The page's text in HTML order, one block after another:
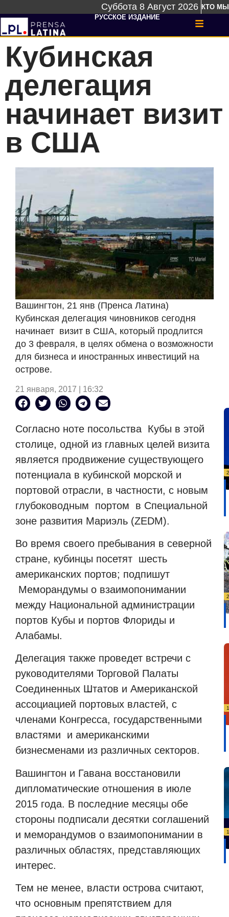
Суббота 8 Август 2026 КТО МЫ
РУССКОЕ ИЗДАНИЕ
Кубинская
делегация
начинает визит
в США
Вашингтон, 21 янв (Пренса Латина)
Кубинская делегация чиновников сегодня
начинает визит в США, который продлится
до 3 февраля, в целях обмена о возможности
для бизнеса и иностранных инвестиций на
острове.
21 января, 2017 | 16:32
Согласно ноте посольства Кубы в этой
столице, одной из главных целей визита
является продвижение существующего
потенциала в кубинской морской и
портовой отрасли, в частности, с новым
глубоководным
портом
в Специальной
зоне развития Мариэль (ZEDM).
Во время своего пребывания в северной
стране, кубинцы посетят шесть
американских портов; подпишут
Меморандумы о взаимопонимании
между Национальной администрации
портов Кубы и портов Флориды и
Алабамы.
Делегация также проведет встречи с
руководителями Торговой Палаты
Соединенных Штатов и Американской
ассоциацией портовых властей, с
членами Конгресса, государственными
властями
и американскими
бизнесменами из различных секторов.
Вашингтон и Гавана восстановили
дипломатические отношения в июле
2015 года. В последние месяцы обе
стороны подписали десятки соглашений
и меморандумов о взаимопонимании в
различных областях, представляющих
интерес.
Тем не менее, власти острова считают,
что основным препятствием для